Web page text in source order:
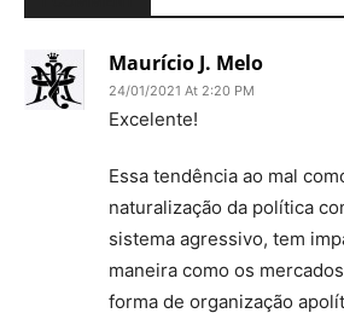
Maurício J. Melo
24/01/2021 At 2:20 PM
Excelente!
Essa tendência ao mal
naturalização da política
sistema agressivo, tem
maneira como os
forma de organização